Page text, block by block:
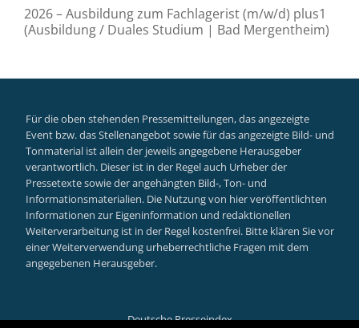
2026 – Ausbildung zum Fachlagerist (m/w/d) plus1
(Ausbildung / Duales Studium | Bad Mergentheim)
Für die oben stehenden Pressemitteilungen, das angezeigte
Event bzw. das Stellenangebot sowie für das angezeigte Bild- und
Tonmaterial ist allein der jeweils angegebene Herausgeber
verantwortlich. Dieser ist in der Regel auch Urheber der
Pressetexte sowie der angehängten Bild-, Ton- und
Informationsmaterialien. Die Nutzung von hier veröffentlichten
Informationen zur Eigeninformation und redaktionellen
Weiterverarbeitung ist in der Regel kostenfrei. Bitte klären Sie vor
einer Weiterverwendung urheberrechtliche Fragen mit dem
angegebenen Herausgeber.
Deutsche Presseindex